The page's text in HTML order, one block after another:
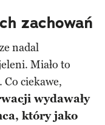
zachowań
nadal
Miało to
ciekawe,
wydawały
który jako